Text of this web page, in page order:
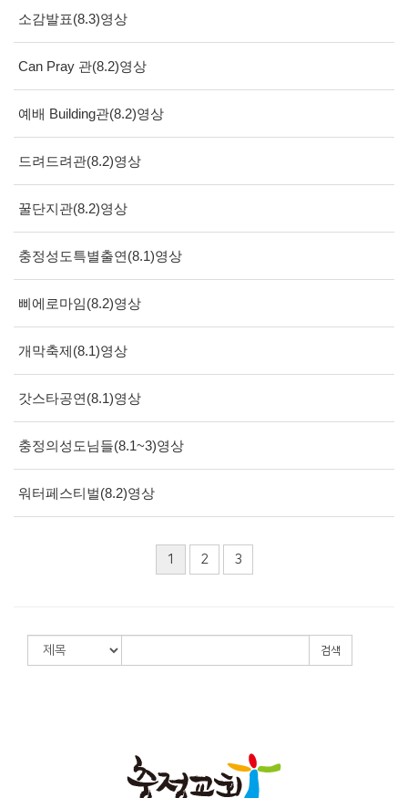
소감발표(8.3)영상
Can Pray 관(8.2)영상
예배 Building관(8.2)영상
드려드려관(8.2)영상
꿀단지관(8.2)영상
충정성도특별출연(8.1)영상
삐에로마임(8.2)영상
개막축제(8.1)영상
갓스타공연(8.1)영상
충정의성도님들(8.1~3)영상
워터페스티벌(8.2)영상
1 2 3
검색